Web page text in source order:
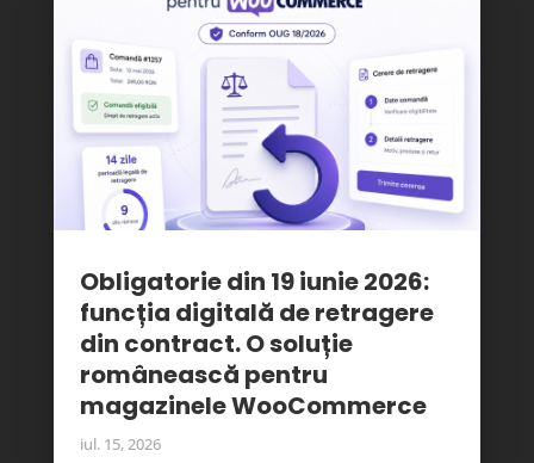
Obligatorie din 19 iunie 2026:
funcția digitală de retragere
din contract. O soluție
românească pentru
magazinele WooCommerce
iul. 15, 2026